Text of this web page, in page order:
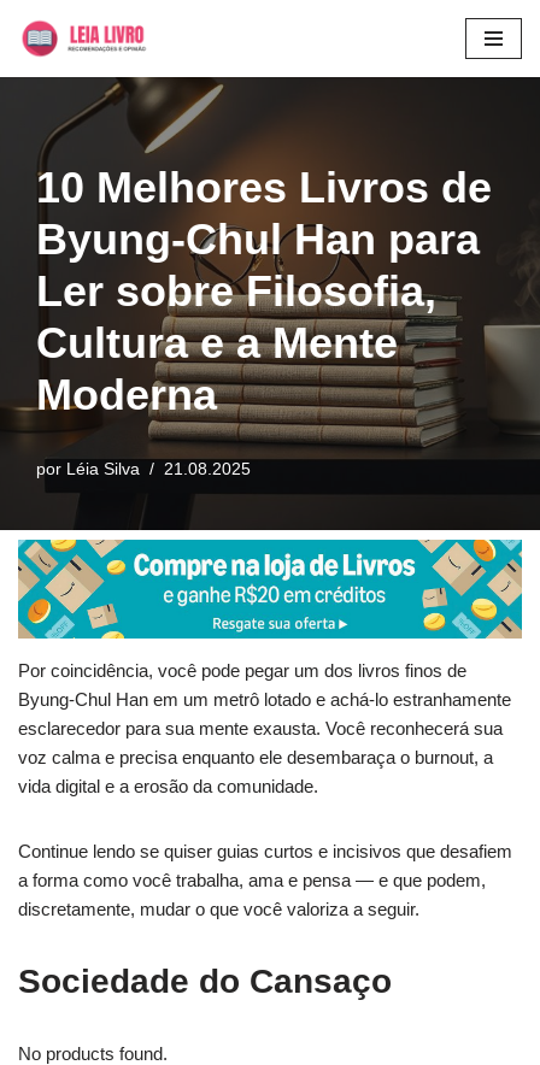
conteúdo
10 Melhores Livros de
Byung-Chul Han para
Ler sobre Filosofia,
Cultura e a Mente
Moderna
por Léia Silva 21.08.2025
Por coincidência, você pode pegar um dos livros finos de
Byung-Chul Han em um metrô lotado e achá-lo estranhamente
esclarecedor para sua mente exausta. Você reconhecerá sua
voz calma e precisa enquanto ele desembaraça o burnout, a
vida digital e a erosão da comunidade.
Continue lendo se quiser guias curtos e incisivos que desafiem
a forma como você trabalha, ama e pensa — e que podem,
discretamente, mudar o que você valoriza a seguir.
Sociedade do Cansaço
No products found.